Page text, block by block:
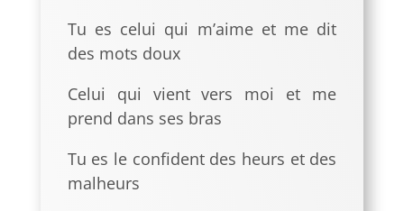
Tu es celui qui m’aime et me dit
des mots doux
Celui qui vient vers moi et me
prend dans ses bras
Tu es le confident des heurs et des
malheurs